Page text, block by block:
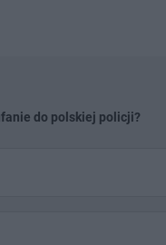
do polskiej policji?